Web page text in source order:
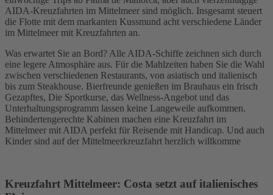
AIDA-Kreuzfahrten im Mittelmeer sind möglich. Insgesamt steuert
die Flotte mit dem markanten Kussmund acht verschiedene Länder
im Mittelmeer mit Kreuzfahrten an.
Was erwartet Sie an Bord? Alle AIDA-Schiffe zeichnen sich durch
eine legere Atmosphäre aus. Für die Mahlzeiten haben Sie die Wahl
zwischen verschiedenen Restaurants, von asiatisch und italienisch
bis zum Steakhouse. Bierfreunde genießen im Brauhaus ein frisch
Gezapftes, Die Sportkurse, das Wellness-Angebot und das
Unterhaltungsprogramm lassen keine Langeweile aufkommen.
Behindertengerechte Kabinen machen eine Kreuzfahrt im
Mittelmeer mit AIDA perfekt für Reisende mit Handicap. Und auch
Kinder sind auf der Mittelmeerkreuzfahrt herzlich willkomme
Kreuzfahrt Mittelmeer: Costa setzt auf italienisches